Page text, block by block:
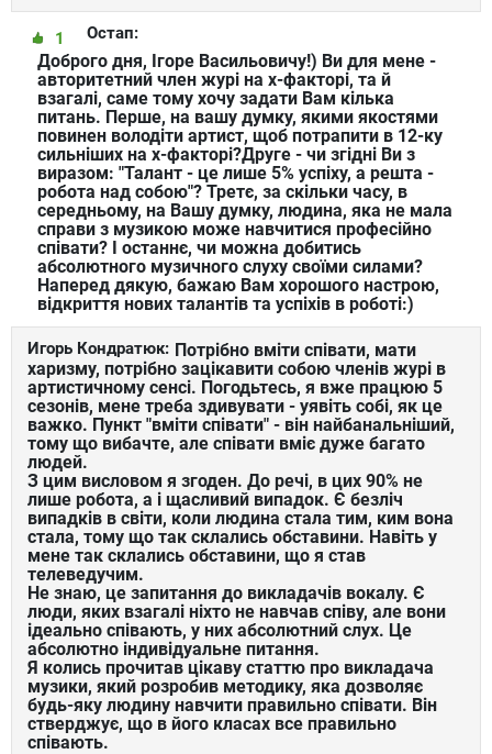
Остап:
1
Доброго дня, Ігоре Васильовичу!) Ви для мене -
авторитетний член журі на х-факторі, та й
взагалі, саме тому хочу задати Вам кілька
питань. Перше, на вашу думку, якими якостями
повинен володіти артист, щоб потрапити в 12-ку
сильніших на х-факторі?Друге - чи згідні Ви з
виразом: "Талант - це лише 5% успіху, а решта -
робота над собою"? Третє, за скільки часу, в
середньому, на Вашу думку, людина, яка не мала
справи з музикою може навчитися професійно
співати? І останнє, чи можна добитись
абсолютного музичного слуху своїми силами?
Наперед дякую, бажаю Вам хорошого настрою,
відкриття нових талантів та успіхів в роботі:)
Игорь Кондратюк: Потрібно вміти співати, мати
харизму, потрібно зацікавити собою членів журі в
артистичному сенсі. Погодьтесь, я вже працюю 5
сезонів, мене треба здивувати - уявіть собі, як це
важко. Пункт "вміти співати" - він найбанальніший,
тому що вибачте, але співати вміє дуже багато
людей.
З цим висловом я згоден. До речі, в цих 90% не
лише робота, а і щасливий випадок. Є безліч
випадків в світи, коли людина стала тим, ким вона
стала, тому що так склались обставини. Навіть у
мене так склались обставини, що я став
телеведучим.
Не знаю, це запитання до викладачів вокалу. Є
люди, яких взагалі ніхто не навчав співу, але вони
ідеально співають, у них абсолютний слух. Це
абсолютно індивідуальне питання.
Я колись прочитав цікаву статтю про викладача
музики, який розробив методику, яка дозволяє
будь-яку людину навчити правильно співати. Він
стверджує, що в його класах все правильно
співають.